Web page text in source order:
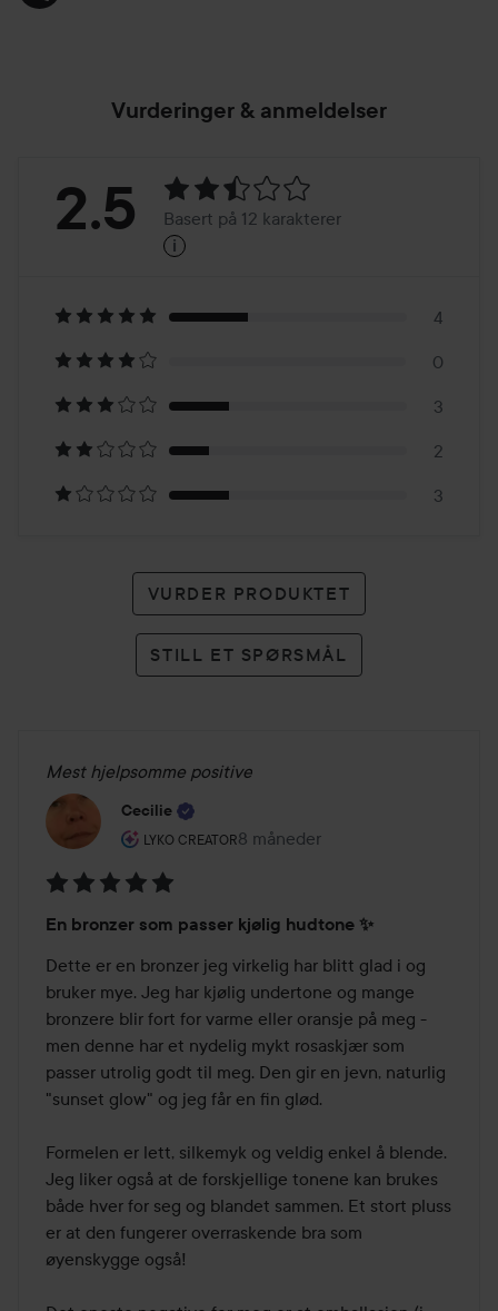
Vurderinger & anmeldelser
Vurdering:
Basert
på
12
karakterer
2.5 Basert på 12 karakterer
i
4
0
3
2
3
VURDER PRODUKTET
STILL ET SPØRSMÅL
Mest hjelpsomme positive
Cecilie
LYKO CREATOR
Brukerens rolle: Lyko Creator.
8 måneder
Innlegget ble opprettet 8
5
av
5
En bronzer som passer kjølig hudtone ✨️
Dette er en bronzer jeg virkelig har blitt glad i og
bruker mye. Jeg har kjølig undertone og mange
bronzere blir fort for varme eller oransje på meg -
men denne har et nydelig mykt rosaskjær som
passer utrolig godt til meg. Den gir en jevn, naturlig
"sunset glow" og jeg får en fin glød.
Formelen er lett, silkemyk og veldig enkel å blende.
Jeg liker også at de forskjellige tonene kan brukes
både hver for seg og blandet sammen. Et stort pluss
er at den fungerer overraskende bra som
øyenskygge også!